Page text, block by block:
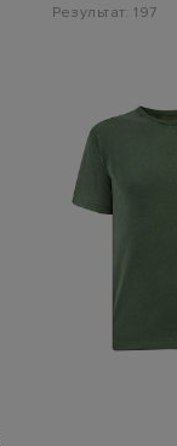
Результат: 197